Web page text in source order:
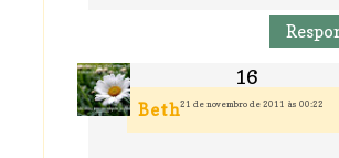
Beth21 de novembro de 2011 às 00:22